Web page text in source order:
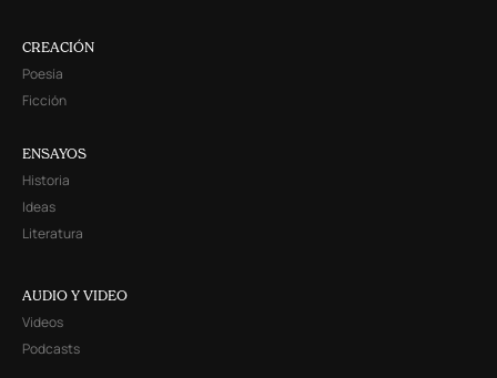
CREACIÓN
Poesía
Ficción
ENSAYOS
Historia
Ideas
Literatura
AUDIO Y VIDEO
Videos
Podcasts